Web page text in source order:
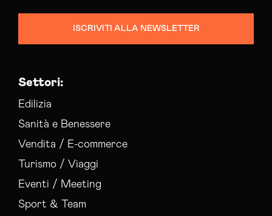
ISCRIVITI ALLA NEWSLETTER
Settori:
Edilizia
Sanità e Benessere
Vendita / E-commerce
Turismo / Viaggi
Eventi / Meeting
Sport & Team